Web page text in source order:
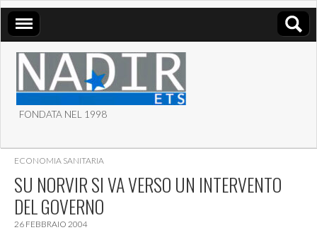
ASSOCIAZIONE NADIR
ETS
FONDATA NEL 1998
ECONOMIA SANITARIA
SU NORVIR SI VA VERSO UN INTERVENTO
DEL GOVERNO
26 FEBBRAIO 2004